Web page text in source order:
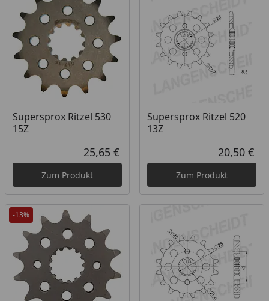
Supersprox Ritzel 530
15Z
Aktueller Preis
25,65 €
Zum Produkt
Supersprox Ritzel 520
13Z
20,50 €
Zum Produkt
-13%